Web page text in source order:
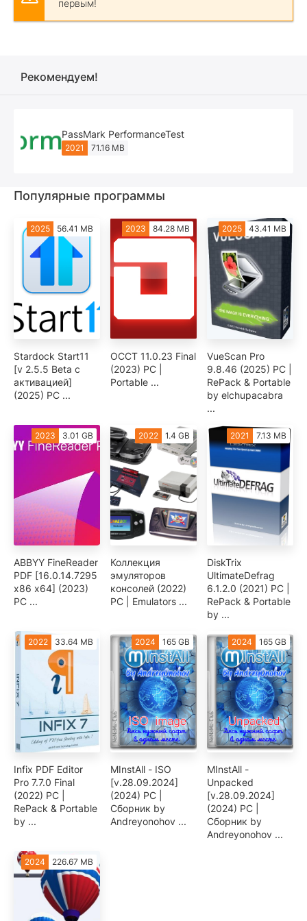
первым!
Рекомендуем!
PassMark PerformanceTest
2021 71.16 MB
Популярные программы
2025 56.41 MB
Stardock Start11
[v 2.5.5 Beta с
активацией]
(2025) PC ...
2023 84.28 MB
OCCT 11.0.23 Final
(2023) PC |
Portable ...
2025 43.41 MB
VueScan Pro
9.8.46 (2025) PC |
RePack & Portable
by elchupacabra
...
2023 3.01 GB
ABBYY FineReader
PDF [16.0.14.7295
x86 x64] (2023)
PC ...
2022 1.4 GB
Коллекция
эмуляторов
консолей (2022)
PC | Emulators ...
2021 7.13 MB
DiskTrix
UltimateDefrag
6.1.2.0 (2021) PC |
RePack & Portable
by ...
2022 33.64 MB
Infix PDF Editor
Pro 7.7.0 Final
(2022) PC |
RePack & Portable
by ...
2024 165 GB
MInstAll - ISO
[v.28.09.2024]
(2024) PC |
Сборник by
Andreyonohov ...
2024 165 GB
MInstAll -
Unpacked
[v.28.09.2024]
(2024) PC |
Сборник by
Andreyonohov ...
2024 226.67 MB